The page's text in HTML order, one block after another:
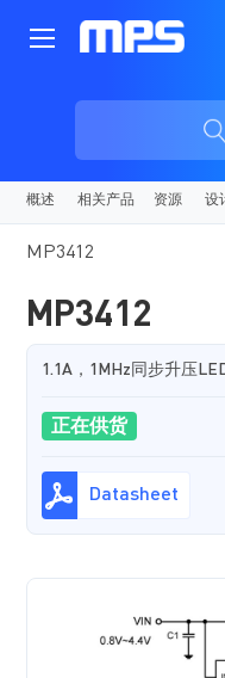
概述 相关产品 资源 设
MP3412
MP3412
1.1A，1MHz同步升压
正在供货
Datasheet